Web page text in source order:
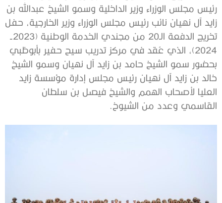
رئيس مجلس الوزراء وزير الداخلية وسمو الشيخ عبدالله بن
زايد آل نهيان نائب رئيس مجلس الوزراء وزير الخارجية، حفل
2024)، الذي عُقد في مركز تدريب سيح حفير بأبوظبي
بحضور سمو الشيخ حامد بن زايد آل نهيان وسمو الشيخ
خالد بن زايد آل نهيان رئيس مجلس إدارة مؤسسة زايد
العليا لأصحاب الهمم والشيخ فيصل بن سلطان
القاسمي وعدد من الشيوخ.